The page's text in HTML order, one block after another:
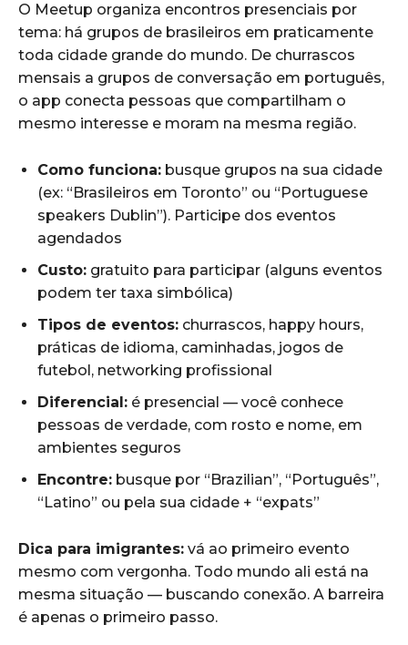
O Meetup organiza encontros presenciais por
tema: há grupos de brasileiros em praticamente
toda cidade grande do mundo. De churrascos
mensais a grupos de conversação em português,
o app conecta pessoas que compartilham o
mesmo interesse e moram na mesma região.
Como funciona: busque grupos na sua cidade
(ex: “Brasileiros em Toronto” ou “Portuguese
speakers Dublin”). Participe dos eventos
agendados
Custo: gratuito para participar (alguns eventos
podem ter taxa simbólica)
Tipos de eventos: churrascos, happy hours,
práticas de idioma, caminhadas, jogos de
futebol, networking profissional
Diferencial: é presencial — você conhece
pessoas de verdade, com rosto e nome, em
ambientes seguros
Encontre: busque por “Brazilian”, “Português”,
“Latino” ou pela sua cidade + “expats”
Dica para imigrantes: vá ao primeiro evento
mesmo com vergonha. Todo mundo ali está na
mesma situação — buscando conexão. A barreira
é apenas o primeiro passo.